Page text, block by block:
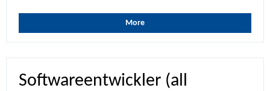
More
Softwareentwickler (all